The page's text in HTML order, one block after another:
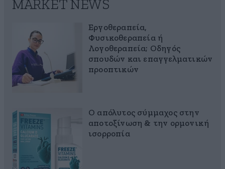
MARKET NEWS
Εργοθεραπεία,
Φυσικοθεραπεία ή
Λογοθεραπεία; Οδηγός
σπουδών και επαγγελματικών
προοπτικών
Ο απόλυτος σύμμαχος στην
αποτοξίνωση & την ορμονική
ισορροπία